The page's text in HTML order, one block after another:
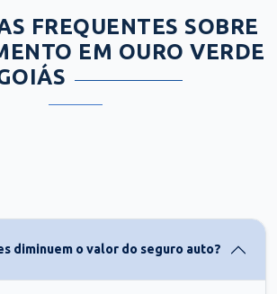
FREQUENTES SOBRE
EM OURO VERDE
diminuem o valor do seguro auto?